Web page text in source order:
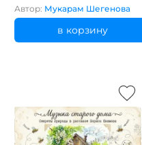
моего края: разработка
краеведческой базы
данных. Цель: 7.​3.​5.​3
характеризует по плану
краеведческую базу
Автор: Мукарам Шегенова
в корзину